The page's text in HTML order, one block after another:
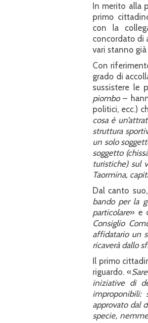
In merito alla
primo
con la
concordato di
vari stanno
Con
grado di
sussistere le
piombo–
politici, ecc.)
cosa è
struttura
un solo
soggetto
turistiche) sul
Taormina,
Dal canto
bando per la
particolare» e
Consiglio
affidatario un
ricaverà dallo
Il primo
riguardo. «
iniziative di
improponibili:
approvato dal
specie,